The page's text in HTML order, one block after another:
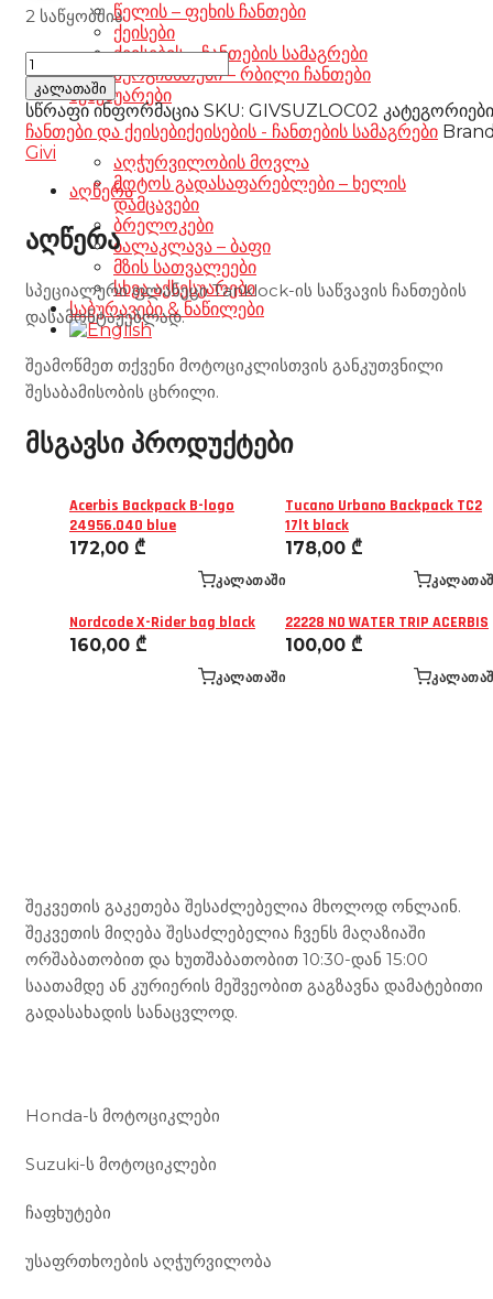
წელის – ფეხის ჩანთები
ქეისები
ქეისების – ჩანთების სამაგრები
ზურგჩანთები – რბილი ჩანთები
აქსესუარები
აღჭურვილობის მოვლა
მოტოს გადასაფარებლები – ხელის
დამცავები
ბრელოკები
ბალაკლავა – ბაფი
მზის სათვალეები
სხვა აქსესუარები
საბურავები & ნაწილები
2 საწყობშია
Givi
Tanklock
System
BF18
Suzuki
რაოდენობა
კალათაში
სწრაფი ინფორმაცია SKU: GIVSUZLOC02 კატეგორიები
ჩანთები და ქეისებიქეისების - ჩანთების სამაგრები
Givi
აღწერა
აღწერა
სპეციალური ფლანეცი Tanklock-ის საწვავის ჩანთების
დასამონტაჟებლად.
შეამოწმეთ თქვენი მოტოციკლისთვის განკუთვნილი
შესაბამისობის ცხრილი.
მსგავსი პროდუქტები
Acerbis Backpack B-logo
24956.040 blue
172,00 ₾
ᲙᲐᲚᲐᲗᲐᲨᲘ
Tucano Urbano Backpack TC2
17lt black
178,00 ₾
Nordcode X-Rider bag black
160,00 ₾
ᲙᲐᲚᲐᲗᲐᲨᲘ
22228 NO WATER TRIP ACERBIS
100,00 ₾
შეკვეთის გაკეთება შესაძლებელია მხოლოდ ონლაინ.
შეკვეთის მიღება შესაძლებელია ჩვენს მაღაზიაში
ორშაბათობით და ხუთშაბათობით 10:30-დან 15:00
საათამდე ან კურიერის მეშვეობით გაგზავნა დამატებითი
გადასახადის სანაცვლოდ.
Honda-ს მოტოციკლები
Suzuki-ს მოტოციკლები
ჩაფხუტები
უსაფრთხოების აღჭურვილობა